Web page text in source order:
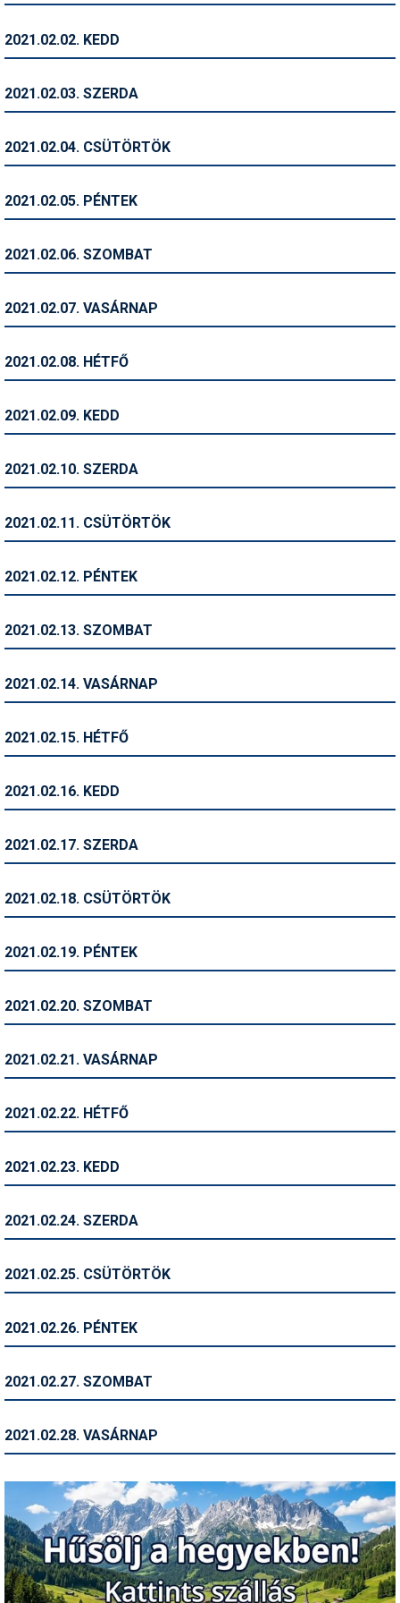
Ingatlan
Kerékpár
Magazinok
Pályázatok
Síbérletárak
Sífelszerelés
Símánia
Síszerviz
Snowboard
Szakértők
Telemark
Történelem
Utazási tippek
2021.02.02. KEDD
2021.02.03. SZERDA
2021.02.04. CSÜTÖRTÖK
2021.02.05. PÉNTEK
2021.02.06. SZOMBAT
2021.02.07. VASÁRNAP
2021.02.08. HÉTFŐ
2021.02.09. KEDD
2021.02.10. SZERDA
2021.02.11. CSÜTÖRTÖK
2021.02.12. PÉNTEK
2021.02.13. SZOMBAT
2021.02.14. VASÁRNAP
2021.02.15. HÉTFŐ
2021.02.16. KEDD
2021.02.17. SZERDA
2021.02.18. CSÜTÖRTÖK
2021.02.19. PÉNTEK
2021.02.20. SZOMBAT
2021.02.21. VASÁRNAP
2021.02.22. HÉTFŐ
2021.02.23. KEDD
2021.02.24. SZERDA
2021.02.25. CSÜTÖRTÖK
2021.02.26. PÉNTEK
2021.02.27. SZOMBAT
2021.02.28. VASÁRNAP